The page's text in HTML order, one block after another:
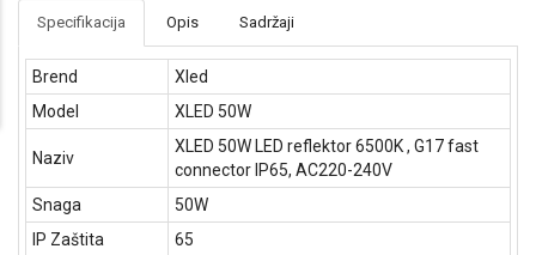
Specifikacija Opis Sadržaji
Brend
Xled
Model
XLED 50W
Naziv
XLED 50W LED reflektor 6500K , G17 fast
connector IP65, AC220-240V
Snaga
50W
IP Zaštita
65